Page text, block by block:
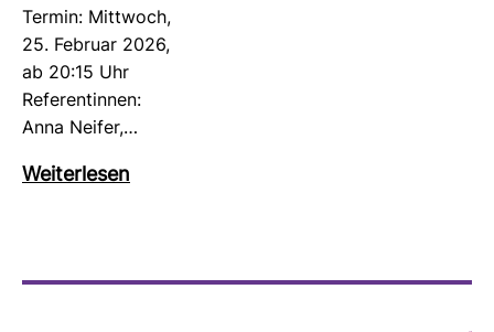
Termin: Mitt­woch,
25. Februar 2026,
ab 20:15 Uhr
Refe­ren­tinnen:
Anna Neifer,…
Wei­ter­lesen